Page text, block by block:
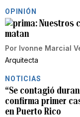
OPINIÓN
Nuestros
matan
Por Ivonne Marcial
Arquitecta
NOTICIAS
“Se contagió
confirma primer
en Puerto Rico